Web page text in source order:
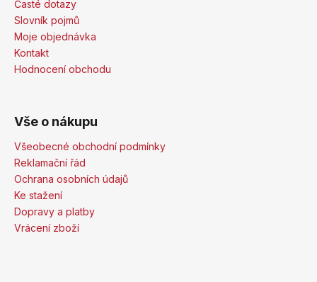
Časté dotazy
Slovník pojmů
Moje objednávka
Kontakt
Hodnocení obchodu
Vše o nákupu
Všeobecné obchodní podmínky
Reklamační řád
Ochrana osobních údajů
Ke stažení
Dopravy a platby
Vrácení zboží